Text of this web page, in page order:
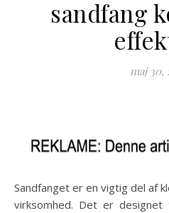
sandfang
maj 30,
Sandfanget er en vigtig del af kloaksystemet i dit hjem eller
virksomhed. Det er